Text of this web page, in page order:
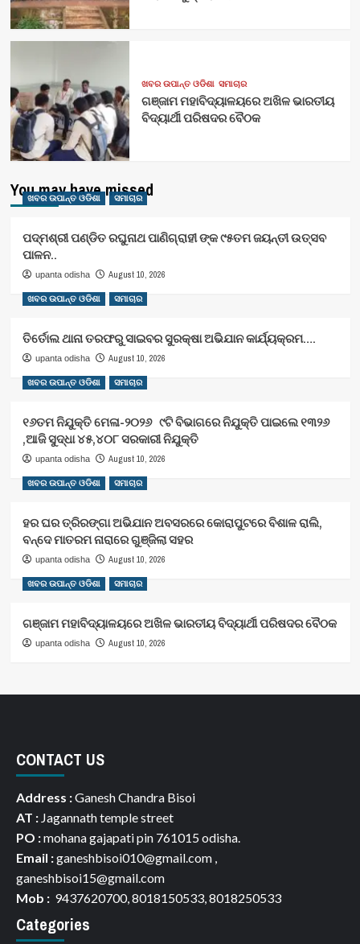
ଖବର ଉପାନ୍ତ ଓଡିଶା ସମାଚାର
ଗଞ୍ଜାମ ମହାବିଦ୍ୟାଳୟରେ ଅଖିଳ ଭାରତୀୟ
ବିଦ୍ୟାର୍ଥୀ ପରିଷଦର ବୈଠକ
You may have missed
ଖବର ଉପାନ୍ତ ଓଡିଶା ସମାଚାର
ପଦ୍ମଶ୍ରୀ ପଣ୍ଡିତ ରଘୁନାଥ ପାଣିଗ୍ରାହୀ ଙ୍କ ୯୫ତମ ଜୟନ୍ତୀ ଉତ୍ସବ
ପାଳନ..
upanta odisha August 10, 2026
ଖବର ଉପାନ୍ତ ଓଡିଶା ସମାଚାର
ତିର୍ତୋଲ ଥାନା ତରଫରୁ ସାଇବର ସୁରକ୍ଷା ଅଭିଯାନ କାର୍ଯ୍ୟକ୍ରମ….
upanta odisha August 10, 2026
ଖବର ଉପାନ୍ତ ଓଡିଶା ସମାଚାର
୧୬ତମ ନିଯୁକ୍ତି ମେଳା-୨୦୨୬ ୯ଟି ବିଭାଗରେ ନିଯୁକ୍ତି ପାଇଲେ ୧୩୨୬
,ଆଜି ସୁଦ୍ଧା ୪୫,୪୦୮ ସରକାରୀ ନିଯୁକ୍ତି
upanta odisha August 10, 2026
ଖବର ଉପାନ୍ତ ଓଡିଶା ସମାଚାର
ହର ଘର ତ୍ରିରଙ୍ଗା ଅଭିଯାନ ଅବସରରେ କୋରାପୁଟରେ ବିଶାଳ ରାଲି,
ବନ୍ଦେ ମାତରମ ନାରାରେ ଗୁଞ୍ଜିଲା ସହର
upanta odisha August 10, 2026
ଖବର ଉପାନ୍ତ ଓଡିଶା ସମାଚାର
ଗଞ୍ଜାମ ମହାବିଦ୍ୟାଳୟରେ ଅଖିଳ ଭାରତୀୟ ବିଦ୍ୟାର୍ଥୀ ପରିଷଦର ବୈଠକ
upanta odisha August 10, 2026
CONTACT US
Address :Ganesh Chandra Bisoi
AT : Jagannath temple street
PO :mohana gajapati pin 761015 odisha.
Email :ganeshbisoi010@gmail.com ,
ganeshbisoi15@gmail.com
Mob : 9437620700, 8018150533, 8018250533
Categories